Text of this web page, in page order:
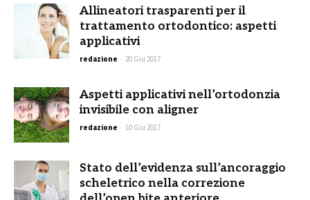
Allineatori trasparenti per il
trattamento ortodontico: aspetti
applicativi
redazione - 20 Giu 2017
Aspetti applicativi nell’ortodonzia
invisibile con aligner
redazione - 10 Giu 2017
Stato dell’evidenza sull’ancoraggio
scheletrico nella correzione